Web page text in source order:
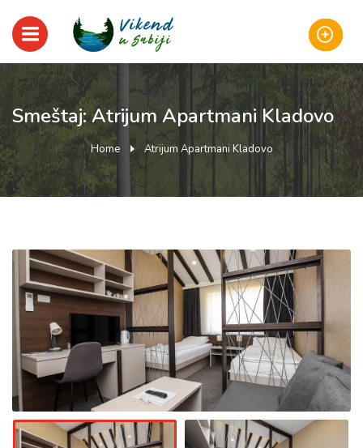
Smeštaj: Atrijum Apartmani Kladovo
Home Atrijum Apartmani Kladovo